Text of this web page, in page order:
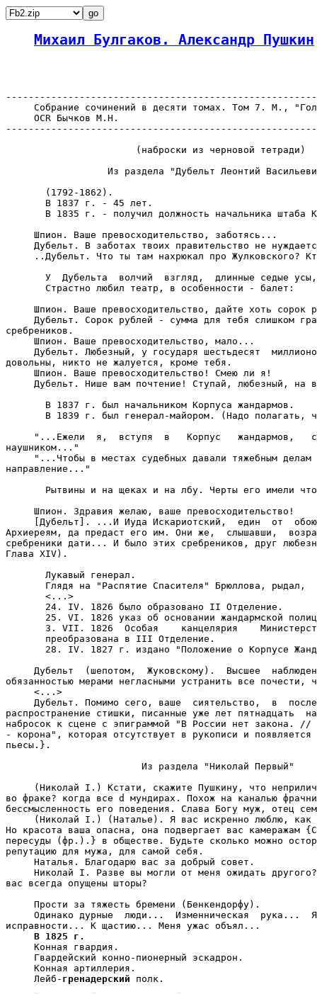
Михаил Булгаков. Александр Пушкин
Собрание сочинений в десяти томах. Том 7. М.,
     OCR Бычков М.Н.
                       (наброски из черновой тетради)
Из раздела "Дубельт Леонтий
       (1792-1862).
       В 1837 г. - 45 лет.
В 1835 г. - получил должность начальника штаба
     Шпион. Ваше превосходительство, заботясь...
Дубельт. В заботах твоих правительство не
..Дубельт. Что ты там нахрюкал про Жулковского?
У  Дубельта  волчий  взгляд,  длинные седые
       Страстно любил театр, в особенности - балет:
Шпион. Ваше превосходительство, дайте хоть сорок
Дубельт. Сорок рублей - сумма для тебя слишком
сребреников.
     Шпион. Ваше превосходительство, мало...
Дубельт. Любезный, у государя шестьдесят
довольны, никто не жалуется, кроме тебя.
     Шпион. Ваше превосходительство! Смею ли я!
Дубельт. Нише вам почтение! Ступай, любезный, на
       В 1837 г. был начальником Корпуса жандармов.
В 1839 г. был генерал-майором. (Надо полагать,
"...Ежели  я,  вступя  в   Корпус   жандармов,
наушником..."
"...Чтобы в местах судебных давали тяжебным делам
направление..."
Рытвины и на щеках и на лбу. Черты его имели
     Шпион. Здравия желаю, ваше превосходительство!
[Дубельт]. ...И Иуда Искариотский,  един  от
Архиереям, да предаст его им. Они же,  слышавши,
сребреники дати... И было этих сребреников, друг
Глава XIV).
       Лукавый генерал.
       Глядя на "Распятие Спасителя" Брюллова, рыдал,
       <...>
       24. IV. 1826 было образовано II Отделение.
25. VI. 1826 указ об основании жандармской
3. VII. 1826  Особая    канцелярия
       преобразована в III Отделение.
28. IV. 1827 г. издано "Положение о Корпусе
Дубельт  (шепотом,  Жуковскому).  Высшее
обязанностью мерами негласными устранить все почести,
     <...>
Дубельт. Помимо сего, ваше  сиятельство,  в
распространение стишки, писанные уже лет пятнадцать
набросок к сцене с эпиграммой "В России нет закона.
- корона", которая отсутствует в рукописи и
пьесы.}.
                        Из раздела "Николай Первый"
(Николай I.) Кстати, скажите Пушкину, что
во фраке? когда все d мундирах. Похож на каналью
бессмысленность его поведения. Слава Богу муж, отец
(Николай I.) (Наталье). Я вас искренно люблю, как
Но красота ваша опасна, она подвергает вас камеражам
пересуды (фр.).} в обществе. Будьте сколько можно
репутацию для мужа, для самой себя.
     Наталья. Благодарю вас за добрый совет.
Николай I. Разве вы могли от меня ожидать
вас всегда опущены шторы?
     Прости за тяжесть бремени (Бенкендорфу).
Одинако дурные  люди...  Изменническая  рука...
исправности... К щастию... Меня ужас объял...
В 1825 г.
     Конная гвардия.
     Гвардейский конно-пионерный эскадрон.
     Конная артиллерия.
     Лейб-
гренадерский полк.